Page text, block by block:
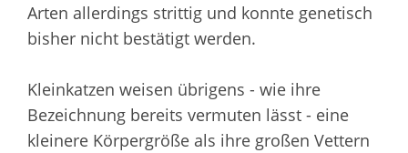
Arten allerdings strittig und konnte genetisch
bisher nicht bestätigt werden.
Kleinkatzen weisen übrigens - wie ihre
Bezeichnung bereits vermuten lässt - eine
kleinere Körpergröße als ihre großen Vettern